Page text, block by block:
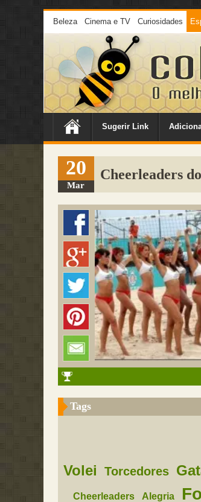
Beleza Cinema e TV Curiosidades
Sugerir Link
20
Mar
Cheerleaders
Tags
Volei Torcedores
Cheerleaders Alegria